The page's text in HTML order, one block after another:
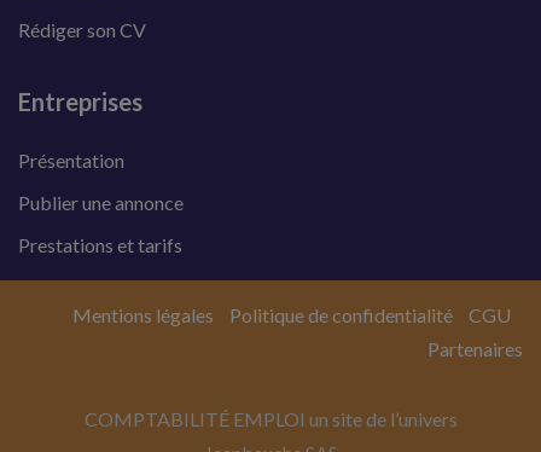
Rédiger son CV
Entreprises
Présentation
Publier une annonce
Prestations et tarifs
COMPTABILITÉ EMPLOI un site de l’univers
Mentions légales Politique de confidentialité
CGU
Partenaires